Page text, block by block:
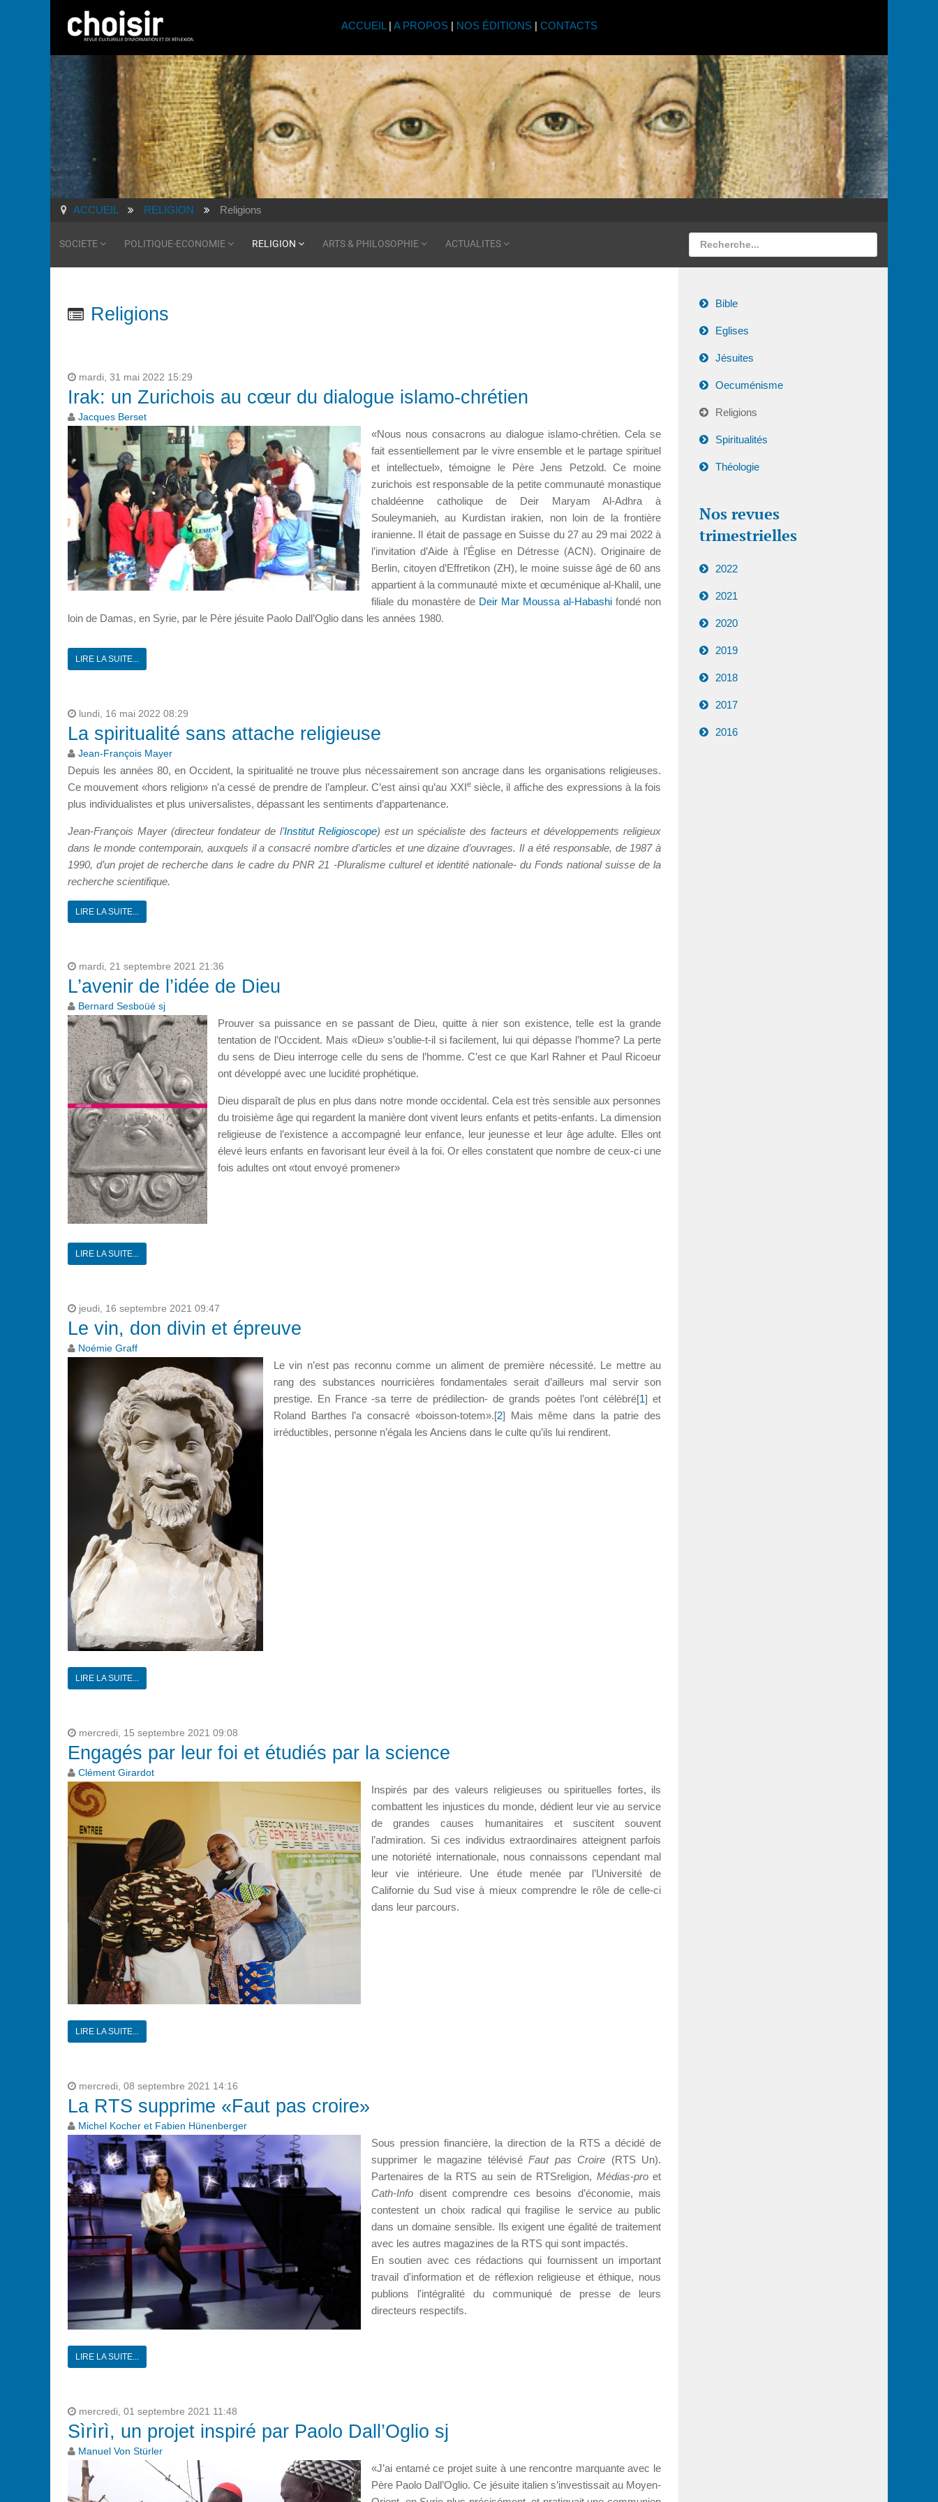
ACCUEIL | A PROPOS| NOS ÉDITIONS| CONTACTS
ACCUEIL RELIGION Religions
SOCIETE POLITIQUE-ECONOMIE RELIGION ARTS & PHILOSOPHIE ACTUALITES
Religions
mardi, 31 mai 2022 15:29
Irak: un Zurichois au cœur du dialogue islamo-chrétien
Jacques Berset
«Nous nous consacrons au dialogue islamo-chrétien. Cela se
fait essentiellement par le vivre ensemble et le partage spirituel
et intellectuel», témoigne le Père Jens Petzold. Ce moine
zurichois est responsable de la petite communauté monastique
chaldéenne catholique de Deir Maryam Al-Adhra à
Souleymanieh, au Kurdistan irakien, non loin de la frontière
iranienne. Il était de passage en Suisse du 27 au 29 mai 2022 à
l’invitation d’Aide à l’Église en Détresse (ACN). Originaire de
Berlin, citoyen d’Effretikon (ZH), le moine suisse âgé de 60 ans
appartient à la communauté mixte et œcuménique al-Khalil, une
filiale du monastère de Deir Mar Moussa al-Habashi fondé non
loin de Damas, en Syrie, par le Père jésuite Paolo Dall’Oglio dans les années 1980.
LIRE LA SUITE...
lundi, 16 mai 2022 08:29
La spiritualité sans attache religieuse
Jean-François Mayer
Depuis les années 80, en Occident, la spiritualité ne trouve plus nécessairement son ancrage dans les organisations religieuses.
Ce mouvement «hors religion» n’a cessé de prendre de l’ampleur. C’est ainsi qu’au XXIesiècle, il affiche des expressions à la fois
plus individualistes et plus universalistes, dépassant les sentiments d’appartenance.
Jean-François Mayer (directeur fondateur de l’Institut Religioscope) est un spécialiste des facteurs et développements religieux
dans le monde contemporain, auxquels il a consacré nombre d’articles et une dizaine d’ouvrages. Il a été responsable, de 1987 à
1990, d’un projet de recherche dans le cadre du PNR 21 -Pluralisme culturel et identité nationale- du Fonds national suisse de la
recherche scientifique.
LIRE LA SUITE...
mardi, 21 septembre 2021 21:36
L’avenir de l’idée de Dieu
Bernard Sesboüé sj
Prouver sa puissance en se passant de Dieu, quitte à nier son existence, telle est la grande
tentation de l’Occident. Mais «Dieu» s’oublie-t-il si facilement, lui qui dépasse l’homme? La perte
du sens de Dieu interroge celle du sens de l’homme. C’est ce que Karl Rahner et Paul Ricoeur
ont développé avec une lucidité prophétique.
Dieu disparaît de plus en plus dans notre monde occidental. Cela est très sensible aux personnes
du troisième âge qui regardent la manière dont vivent leurs enfants et petits-enfants. La dimension
religieuse de l’existence a accompagné leur enfance, leur jeunesse et leur âge adulte. Elles ont
élevé leurs enfants en favorisant leur éveil à la foi. Or elles constatent que nombre de ceux-ci une
fois adultes ont «tout envoyé promener»
LIRE LA SUITE...
jeudi, 16 septembre 2021 09:47
Le vin, don divin et épreuve
Noémie Graff
Le vin n’est pas reconnu comme un aliment de première nécessité. Le mettre au
rang des substances nourricières fondamentales serait d’ailleurs mal servir son
prestige. En France -sa terre de prédilection- de grands poètes l’ont célébré[1] et
Roland Barthes l’a consacré «boisson-totem».[2] Mais même dans la patrie des
irréductibles, personne n’égala les Anciens dans le culte qu’ils lui rendirent.
LIRE LA SUITE...
mercredi, 15 septembre 2021 09:08
Engagés par leur foi et étudiés par la science
Clément Girardot
Inspirés par des valeurs religieuses ou spirituelles fortes, ils
combattent les injustices du monde, dédient leur vie au service
de grandes causes humanitaires et suscitent souvent
l’admiration. Si ces individus extraordinaires atteignent parfois
une notoriété internationale, nous connaissons cependant mal
leur vie intérieure. Une étude menée par l’Université de
Californie du Sud vise à mieux comprendre le rôle de celle-ci
dans leur parcours.
LIRE LA SUITE...
mercredi, 08 septembre 2021 14:16
La RTS supprime «Faut pas croire»
Michel Kocher et Fabien Hünenberger
Sous pression financière, la direction de la RTS a décidé de
supprimer le magazine télévisé Faut pas Croire (RTS Un).
Partenaires de la RTS au sein de RTSreligion, Médias-proet
Cath-Info disent comprendre ces besoins d’économie, mais
contestent un choix radical qui fragilise le service au public
dans un domaine sensible. Ils exigent une égalité de traitement
avec les autres magazines de la RTS qui sont impactés.
En soutien avec ces rédactions qui fournissent un important
travail d'information et de réflexion religieuse et éthique, nous
publions l'intégralité du communiqué de presse de leurs
directeurs respectifs.
LIRE LA SUITE...
mercredi, 01 septembre 2021 11:48
Sìrìrì, un projet inspiré par Paolo Dall’Oglio sj
Manuel Von Stürler
«J’ai entamé ce projet suite à une rencontre marquante avec le
Père Paolo Dall’Oglio. Ce jésuite italien s’investissait au Moyen-
Bible
Eglises
Jésuites
Oecuménisme
Religions
Spiritualités
Théologie
Nos revues
trimestrielles
2022
2021
2020
2019
2018
2017
2016